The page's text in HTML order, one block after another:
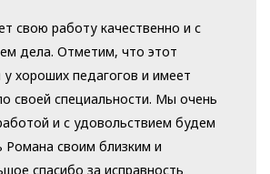
свою работу качественно и с
дела. Отметим, что этот
у хороших педагогов и имеет
своей специальности. Мы очень
и с удовольствием будем
Романа своим близким и
спасибо за исправность